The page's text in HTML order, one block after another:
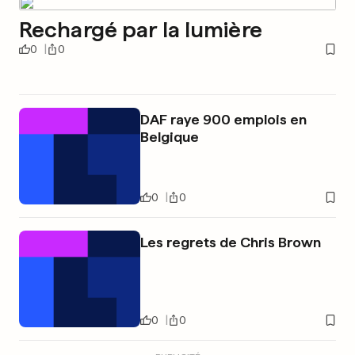
Rechargé par la lumière
0 0
DAF raye 900 emplois en
Belgique
0 0
Les regrets de Chris Brown
0 0